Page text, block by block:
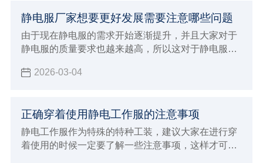
静电服厂家想要更好发展需要注意哪些问题
由于现在静电服的需求开始逐渐提升，并且大家对于
静电服的质量要求也越来越高，所以这对于静电服厂
存的状态，如果想要能够让自己的厂家得到更好的发
2026-03-04
正确穿着使用静电工作服的注意事项
静电工作服作为特殊的特种工装，建议大家在进行穿
着使用的时候一定要了解一些注意事项，这样才可以